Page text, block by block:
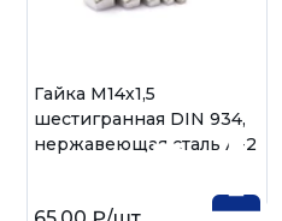
Гайка М14х1,5
шестигранная DIN 934,
нержавеющая сталь А-2